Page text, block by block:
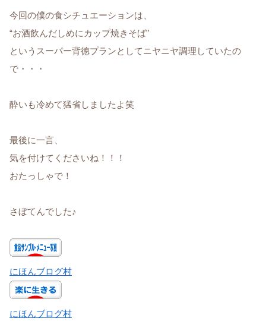
今回の僕の食シチュエーションは、
“お酒飲んだしめにカップ焼きそば”
というスーパー背徳プランとしてニヤニヤ調理していたの
で・・・
酔いも冷めて猛省しましたよ笑
最後に一言、
気を付けてくださいね！！！
おたっしゃで！
さぼてんでした♪
にほんブログ村
にほんブログ村